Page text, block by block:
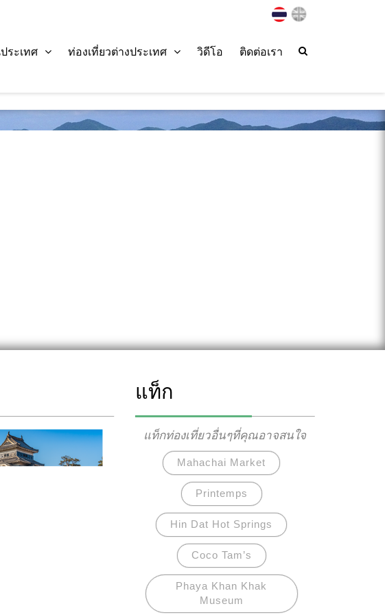
ระเทศ ท่องเที่ยวต่างประเทศ วิดีโอ ติดต่อเรา
แท็ก
แท็กท่องเที่ยวอื่นๆที่คุณอาจสนใจ
Mahachai Market
Printemps
Hin Dat Hot Springs
Coco Tam’s
Phaya Khan Khak
Museum